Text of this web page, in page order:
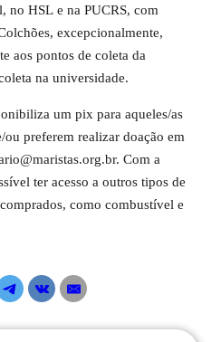
no HSL e na PUC​RS, com
excepcionalmente,
aos pontos de coleta da
na universidade.
um pix para aqueles/as
ou preferem realizar doação em
Com a
ter acesso a outros tipos de
como combustível e